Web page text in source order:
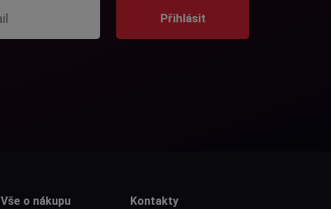
Přihlásit
Vše o nákupu Kontakty